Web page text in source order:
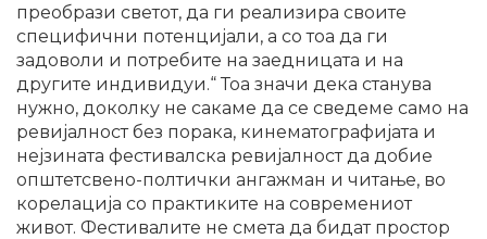
преобрази светот, да ги реализира своите
специфични потенцијали, а со тоа да ги
задоволи и потребите на заедницата и на
другите индивидуи.“ Тоа значи дека станува
нужно, доколку не сакаме да се сведеме само на
ревијалност без порака, кинематографијата и
нејзината фестивалска ревијалност да добие
општетсвено-полтички ангажман и читање, во
корелација со практиките на современиот
живот. Фестивалите не смета да бидат простор